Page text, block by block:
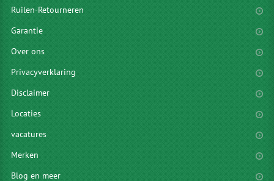
Ruilen-Retourneren
Garantie
Over ons
Privacyverklaring
Disclaimer
Locaties
vacatures
Merken
Blog en meer